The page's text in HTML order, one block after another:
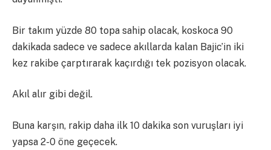
Bir takım yüzde 80 topa sahip olacak, koskoca 90
dakikada sadece ve sadece akıllarda kalan Bajic’in iki
kez rakibe çarptırarak kaçırdığı tek pozisyon olacak.
Akıl alır gibi değil.
Buna karşın, rakip daha ilk 10 dakika son vuruşları iyi
yapsa 2-0 öne geçecek.